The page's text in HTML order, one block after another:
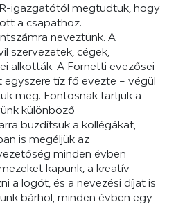
igazgatótól megtudtuk, hogy
a csapathoz.
neveztünk. A
szervezetek, cégek,
alkották. A Fornetti evezősei
tíz fő evezte – végül
meg. Fontosnak tartjuk a
különböző
buzdítsuk a kollégákat,
is megéljük az
minden évben
kapunk, a kreatív
a logót, és a nevezési díjat is
bárhol, minden évben egy